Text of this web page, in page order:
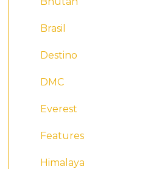
Brasil
Destino
DMC
Everest
Features
Himalaya